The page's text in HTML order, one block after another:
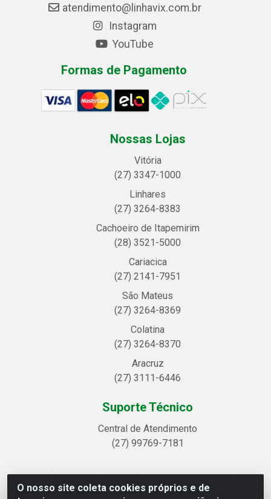
O nosso site coleta cookies próprios e de
atendimento@linhavix.com.br
Instagram
YouTube
Formas de Pagamento
Nossas Lojas
Vitória
(27) 3347-1000
Linhares
(27) 3264-8383
Cachoeiro de Itapemirim
(28) 3521-5000
Cariacica
(27) 2141-7951
São Mateus
(27) 3264-8369
Colatina
(27) 3264-8370
Aracruz
(27) 3111-6446
Suporte Técnico
Central de Atendimento
(27) 99769-7181
Linhavix Distribuidora LTDA - Avenida Alegre, 2521 -